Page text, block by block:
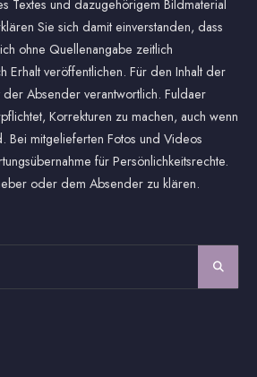
Textes und dazugehörigem Bildmaterial
Sie sich damit einverstanden, dass
ohne Quellenangabe zeitlich
Erhalt veröffentlichen. Für den Inhalt der
Absender verantwortlich. Fuldaer
Korrekturen zu machen, auch wenn
Bei mitgelieferten Fotos und Videos
für Persönlichkeitsrechte.
oder dem Absender zu klären.